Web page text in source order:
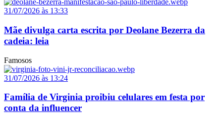
31/07/2026 às 13:33
Mãe divulga carta escrita por Deolane Bezerra da
cadeia: leia
Famosos
31/07/2026 às 13:24
Família de Virginia proibiu celulares em festa por
conta da influencer